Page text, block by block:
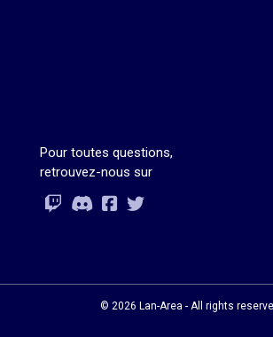
Pour toutes questions,
retrouvez-nous sur
Rejoignez-vous sur Twitch
Rejoignez-vous sur Discord
Rejoignez-vous sur Facebook
Rejoignez-vous sur Twitter
© 2026 Lan-Area - All rights